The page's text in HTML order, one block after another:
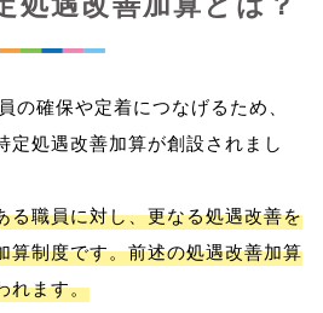
の確保や定着につなげるため、
定処遇改善加算が創設されまし
る職員に対し、更なる処遇改善を
算制度です。前述の処遇改善加算
れます。